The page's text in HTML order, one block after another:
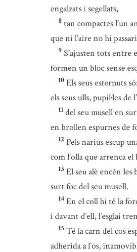
engalzats i segellats,
8 tan compactes l’un
que ni l’aire no hi
9 S’ajusten tots entre
formen un bloc sense
10 Els seus esternuts
els seus ulls, pupil·les de
11 del seu musell en
en brollen espurnes de
12 Pels narius escup
com l’olla que arrenca el
13 El seu alè encén les
surt foc del seu musell.
14 En el coll hi té la
i davant d’ell, l’esglai
15 Té la carn del cos
adherida a l’os,